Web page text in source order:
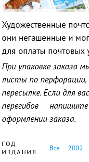
Художественные
они негашенные и
для оплаты почтовых
При упаковке заказа
листы по перфорации,
пересылке. Если для
перегибов —
оформлении заказа.
ГОД
ИЗДАНИЯ
Все 2002